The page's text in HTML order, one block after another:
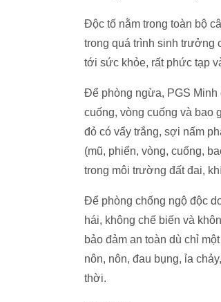
Độc tố nằm trong toàn bộ
trong quá trình sinh trưởng
tới sức khỏe, rất phức tạp
Để phòng ngừa, PGS Minh
cuống, vòng cuống và bao
đỏ có vẩy trắng, sợi nấm
(mũ, phiến, vòng, cuống,
trong môi trường đất đai,
Để phòng chống ngộ độc
hái, không chế biến và
bảo đảm an toàn dù chỉ
nôn, nôn, đau bụng, ỉa
thời.